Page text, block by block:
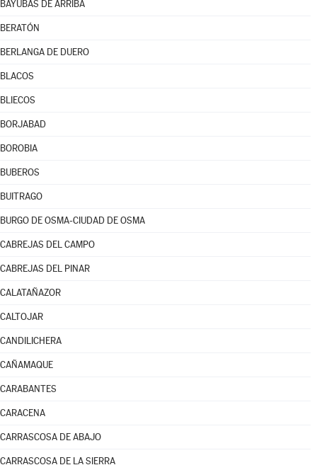
BAYUBAS DE ARRIBA
BERATÓN
BERLANGA DE DUERO
BLACOS
BLIECOS
BORJABAD
BOROBIA
BUBEROS
BUITRAGO
BURGO DE OSMA-CIUDAD DE OSMA
CABREJAS DEL CAMPO
CABREJAS DEL PINAR
CALATAÑAZOR
CALTOJAR
CANDILICHERA
CAÑAMAQUE
CARABANTES
CARACENA
CARRASCOSA DE ABAJO
CARRASCOSA DE LA SIERRA